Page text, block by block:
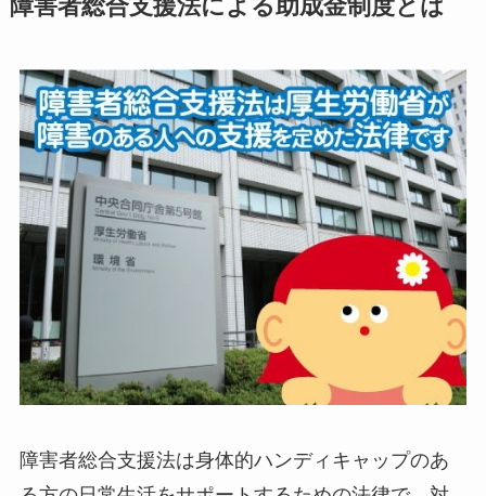
障害者総合支援法による助成金制度とは
障害者総合支援法は身体的ハンディキャップのあ